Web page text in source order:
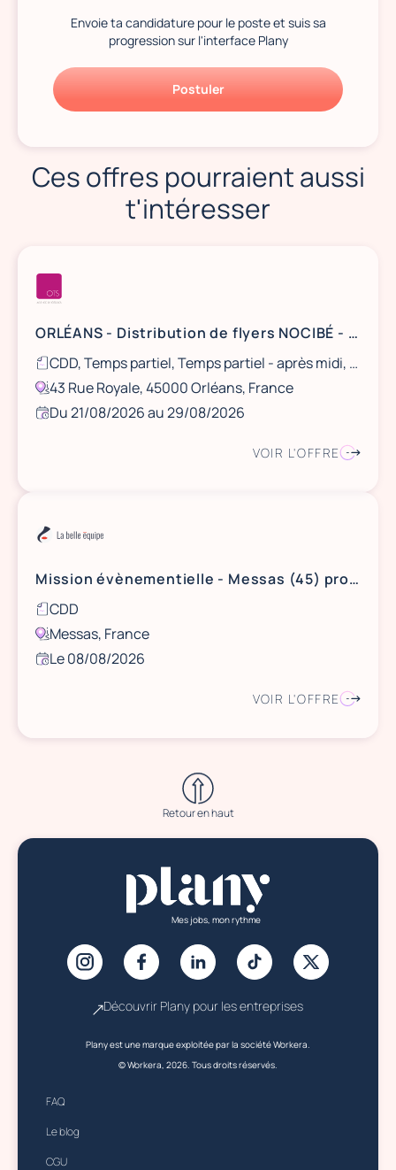
Envoie ta candidature pour le poste et suis sa
progression sur l'interface Plany
Postuler
Ces offres pourraient aussi
t'intéresser
ORLÉANS - Distribution de flyers NOCIBÉ - 21 et 22 août / 28 et 29 août
CDD, Temps partiel, Temps partiel - après midi, Ponctuel
43 Rue Royale, 45000 Orléans, France
Du 21/08/2026 au 29/08/2026
VOIR L'OFFRE
Mission évènementielle - Messas (45) proche de Orléans - le 8 août 2026
CDD
Messas, France
Le 08/08/2026
VOIR L'OFFRE
Retour en haut
Mes jobs, mon rythme
Découvrir Plany pour les entreprises
Plany est une marque exploitée par la société Workera.
© Workera, 2026. Tous droits réservés.
FAQ
Le blog
CGU